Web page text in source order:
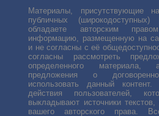
Материалы, присутствующие
публичных
обладаете авторским
информацию, размещенную на
и не согласны с её
согласны рассмотреть
определенного
предложения о
использовать данный
действия пользователей,
выкладывают источники
вашего авторского права.